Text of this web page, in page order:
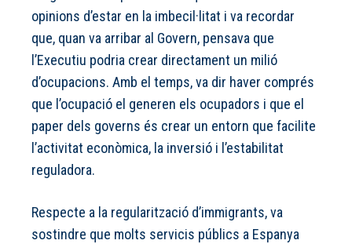
opinions d’estar en la imbecil·litat i va recordar
que, quan va arribar al Govern, pensava que
l’Executiu podria crear directament un milió
d’ocupacions. Amb el temps, va dir haver comprés
que l’ocupació el generen els ocupadors i que el
paper dels governs és crear un entorn que facilite
l’activitat econòmica, la inversió i l’estabilitat
reguladora.
Respecte a la regularització d’immigrants, va
sostindre que molts servicis públics a Espanya